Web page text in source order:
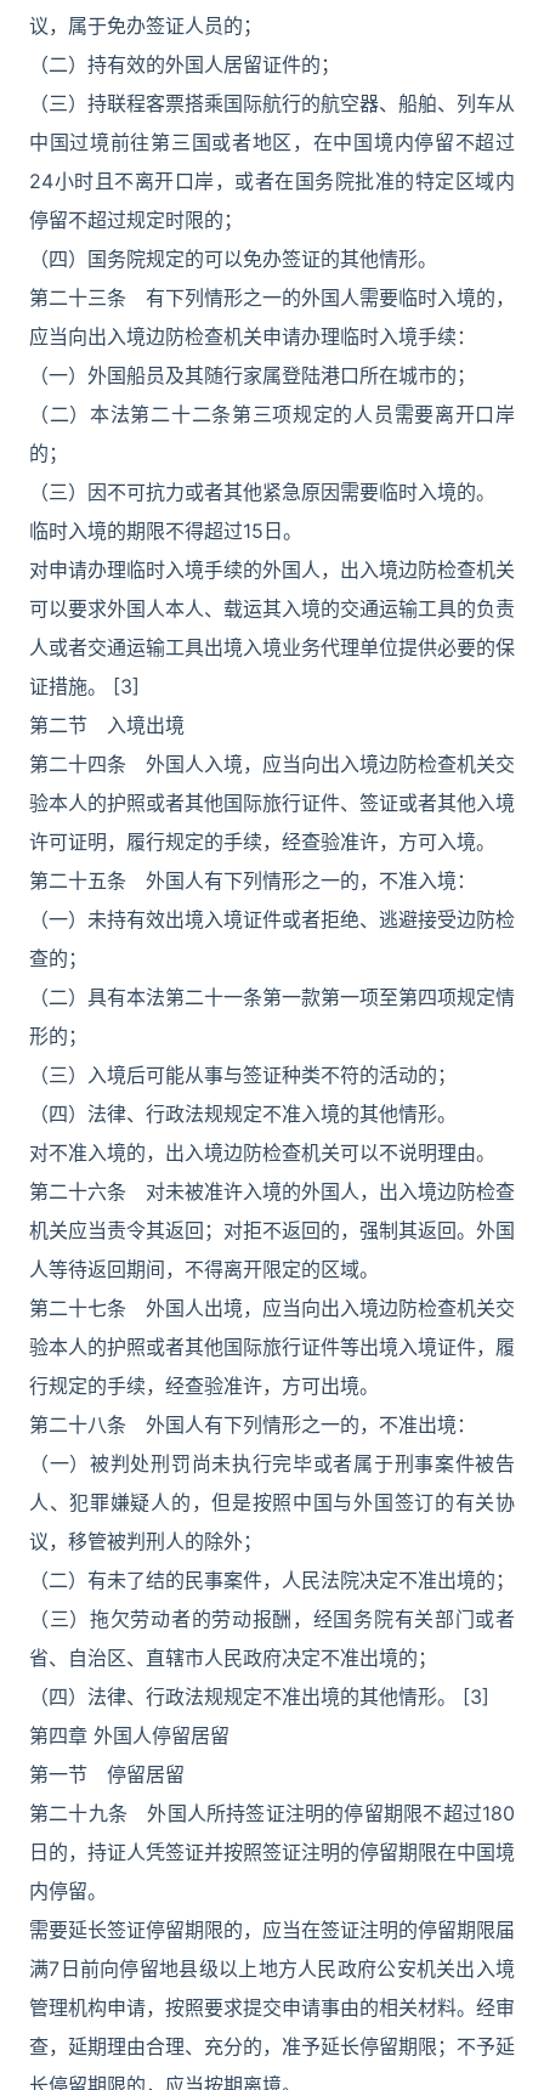
议，属于免办签证人员的；
（二）持有效的外国人居留证件的；
（三）持联程客票搭乘国际航行的航空器、船舶、列车从
中国过境前往第三国或者地区，在中国境内停留不超过
24小时且不离开口岸，或者在国务院批准的特定区域内
停留不超过规定时限的；
（四）国务院规定的可以免办签证的其他情形。
第二十三条 有下列情形之一的外国人需要临时入境的，
应当向出入境边防检查机关申请办理临时入境手续：
（一）外国船员及其随行家属登陆港口所在城市的；
（二）本法第二十二条第三项规定的人员需要离开口岸
的；
（三）因不可抗力或者其他紧急原因需要临时入境的。
临时入境的期限不得超过15日。
对申请办理临时入境手续的外国人，出入境边防检查机关
可以要求外国人本人、载运其入境的交通运输工具的负责
人或者交通运输工具出境入境业务代理单位提供必要的保
证措施。 [3]
第二节 入境出境
第二十四条 外国人入境，应当向出入境边防检查机关交
验本人的护照或者其他国际旅行证件、签证或者其他入境
许可证明，履行规定的手续，经查验准许，方可入境。
第二十五条 外国人有下列情形之一的，不准入境：
（一）未持有效出境入境证件或者拒绝、逃避接受边防检
查的；
（二）具有本法第二十一条第一款第一项至第四项规定情
形的；
（三）入境后可能从事与签证种类不符的活动的；
（四）法律、行政法规规定不准入境的其他情形。
对不准入境的，出入境边防检查机关可以不说明理由。
第二十六条 对未被准许入境的外国人，出入境边防检查
机关应当责令其返回；对拒不返回的，强制其返回。外国
人等待返回期间，不得离开限定的区域。
第二十七条 外国人出境，应当向出入境边防检查机关交
验本人的护照或者其他国际旅行证件等出境入境证件，履
行规定的手续，经查验准许，方可出境。
第二十八条 外国人有下列情形之一的，不准出境：
（一）被判处刑罚尚未执行完毕或者属于刑事案件被告
人、犯罪嫌疑人的，但是按照中国与外国签订的有关协
议，移管被判刑人的除外；
（二）有未了结的民事案件，人民法院决定不准出境的；
（三）拖欠劳动者的劳动报酬，经国务院有关部门或者
省、自治区、直辖市人民政府决定不准出境的；
（四）法律、行政法规规定不准出境的其他情形。 [3]
第四章 外国人停留居留
第一节 停留居留
第二十九条 外国人所持签证注明的停留期限不超过180
日的，持证人凭签证并按照签证注明的停留期限在中国境
内停留。
需要延长签证停留期限的，应当在签证注明的停留期限届
满7日前向停留地县级以上地方人民政府公安机关出入境
管理机构申请，按照要求提交申请事由的相关材料。经审
查，延期理由合理、充分的，准予延长停留期限；不予延
长停留期限的，应当按期离境。